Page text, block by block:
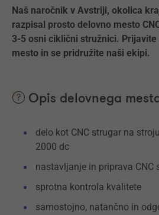
Naš naročnik v Avstriji, okolica
razpisal prosto delovno mesto
3-5 osni ciklični stružnici. Prijavite
mesto in se pridružite naši ekipi.
Opis delovnega
delo kot CNC strugar na
2000 dc
nastavljanje in priprava CNC
sprotna kontrola kvalitete
samostojno, natančno in